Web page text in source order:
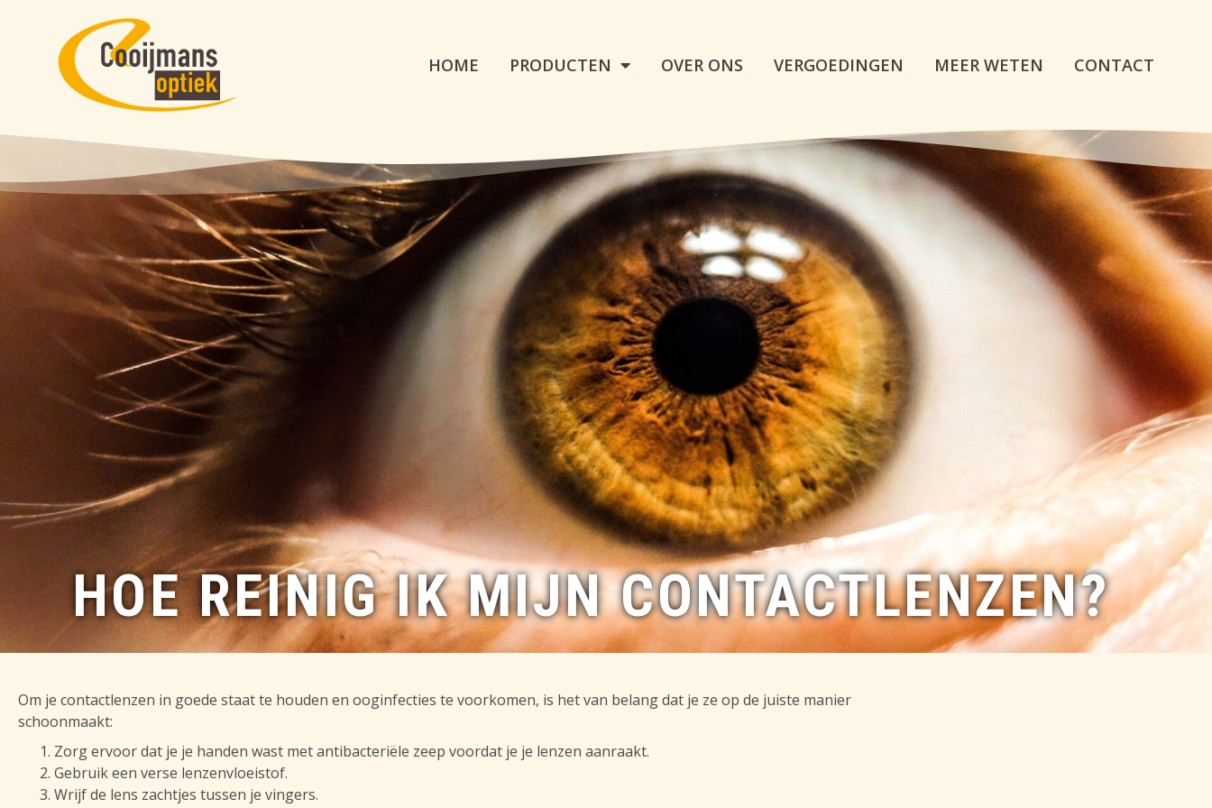
HOME PRODUCTEN OVER ONS VERGOEDINGEN MEER WETEN CONTACT
HOE REINIG IK MIJN CONTACTLENZEN?
Om je contactlenzen in goede staat te houden en ooginfecties te voorkomen, is het van belang dat je ze op de juiste manier
schoonmaakt:
Zorg ervoor dat je je handen wast met antibacteriële zeep voordat je je lenzen aanraakt.
Gebruik een verse lenzenvloeistof.
Wrijf de lens zachtjes tussen je vingers.